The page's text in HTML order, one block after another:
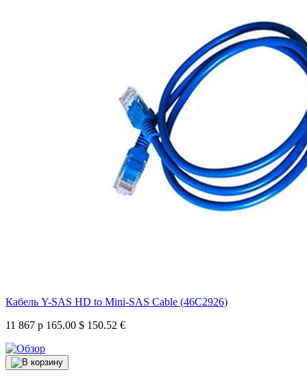
Кабель Y-SAS HD to Mini-SAS Cable (46C2926)
11 867 р 165.00 $ 150.52 €